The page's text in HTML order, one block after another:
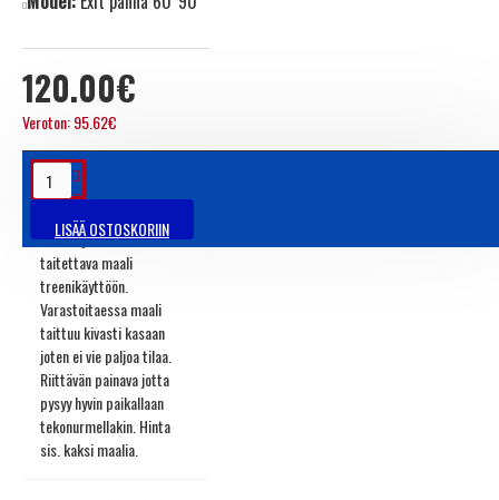
120.00€
Veroton: 95.62€
LISÄÄ OSTOSKORIIN
TUOTETIEDOT
Kätevä ja kestävä
taitettava maali
treenikäyttöön.
Varastoitaessa maali
taittuu kivasti kasaan
joten ei vie paljoa tilaa.
Riittävän painava jotta
pysyy hyvin paikallaan
tekonurmellakin. Hinta
sis. kaksi maalia.